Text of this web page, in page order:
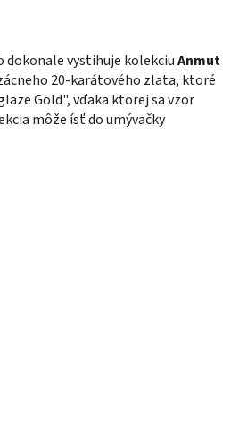
dokonale vystihuje kolekciuAnmut
20-karátového zlata, ktoré
Gold", vďaka ktorej sa vzor
môže ísť do umývačky